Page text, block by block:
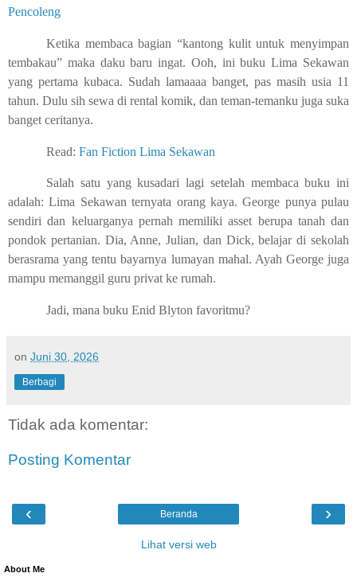
Pencoleng
Ketika membaca bagian “kantong kulit untuk menyimpan
tembakau” maka daku baru ingat. Ooh, ini buku Lima Sekawan
yang pertama kubaca. Sudah lamaaaa banget, pas masih usia 11
tahun. Dulu sih sewa di rental komik, dan teman-temanku juga suka
banget ceritanya.
Read: Fan Fiction Lima Sekawan
Salah satu yang kusadari lagi setelah membaca buku ini
adalah: Lima Sekawan ternyata orang kaya. George punya pulau
sendiri dan keluarganya pernah memiliki asset berupa tanah dan
pondok pertanian. Dia, Anne, Julian, dan Dick, belajar di sekolah
berasrama yang tentu bayarnya lumayan mahal. Ayah George juga
mampu memanggil guru privat ke rumah.
Jadi, mana buku Enid Blyton favoritmu?
on Juni 30, 2026
Berbagi
Tidak ada komentar:
Posting Komentar
‹ ›
Beranda
Lihat versi web
About Me